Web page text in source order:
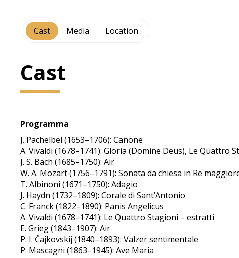
Cast Media Location
Cast
Programma
J. Pachelbel (1653–1706): Canone
A. Vivaldi (1678–1741): Gloria (Domine Deus), Le Quattro
J. S. Bach (1685–1750): Air
W. A. Mozart (1756–1791): Sonata da chiesa in Re
T. Albinoni (1671–1750): Adagio
J. Haydn (1732–1809): Corale di Sant’Antonio
C. Franck (1822–1890): Panis Angelicus
A. Vivaldi (1678–1741): Le Quattro Stagioni – estratti
E. Grieg (1843–1907): Air
P. I. Čajkovskij (1840–1893): Valzer sentimentale
P. Mascagni (1863–1945): Ave Maria